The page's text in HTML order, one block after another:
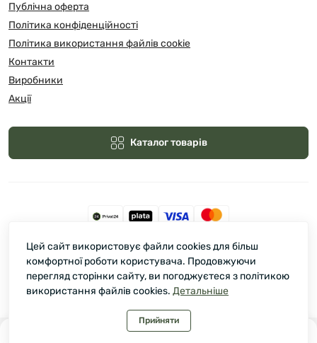
0
Публічна оферта
Політика конфіденційності
Політика використання файлів cookie
Контакти
Виробники
Акції
Каталог товарів
Зелмарт © 2026
Цей сайт використовує файли cookies для більш
комфортної роботи користувача. Продовжуючи
перегляд сторінки сайту, ви погоджуєтеся з політикою
використання файлів cookies. Детальніше
Прийняти